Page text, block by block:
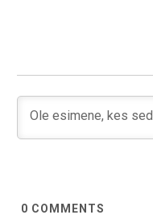
0 COMMENTS